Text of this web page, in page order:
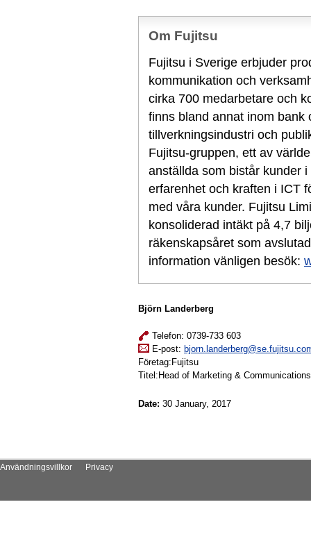
Om Fujitsu
Fujitsu i Sverige erbjuder
kommunikation och
cirka 700 medarbetare och
finns bland annat inom bank
tillverkningsindustri och
Fujitsu-gruppen, ett av
anställda som bistår kunder
erfarenhet och kraften i ICT
med våra kunder. Fujitsu
konsoliderad intäkt på 4,7
räkenskapsåret som
information vänligen besök:
Björn Landerberg
Telefon: 0739-733 603
E-post:
Företag:Fujitsu
Titel:Head of Marketing & Communications
Date: 30 January, 2017
Användningsvillkor Privacy